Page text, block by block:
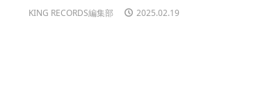
KING RECORDS編集部 2025.02.19